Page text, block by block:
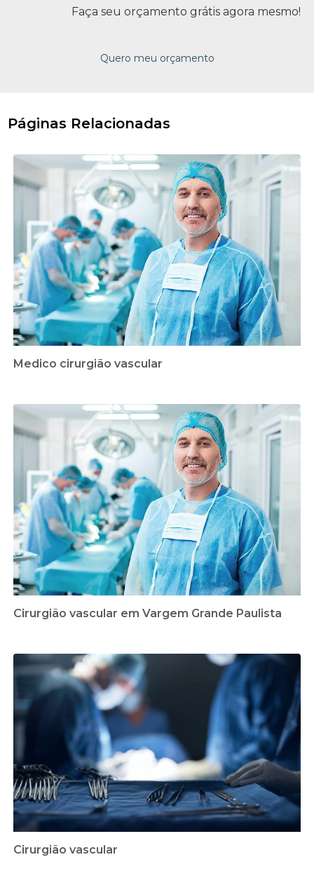
Faça seu orçamento grátis agora mesmo!
Quero meu orçamento
Páginas Relacionadas
Medico cirurgião vascular
Cirurgião vascular em Vargem Grande Paulista
Cirurgião vascular